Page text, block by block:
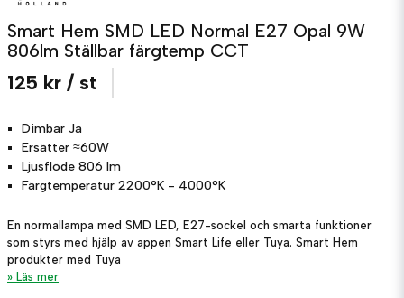
Smart Hem SMD LED Normal E27 Opal 9W
806lm Ställbar färgtemp CCT
125 kr / st
Dimbar Ja
Ersätter ≈60W
Ljusflöde 806 lm
Färgtemperatur 2200°K - 4000°K
En normallampa med SMD LED, E27-sockel och smarta funktioner
som styrs med hjälp av appen Smart Life eller Tuya. Smart Hem
produkter med Tuya
Läs mer